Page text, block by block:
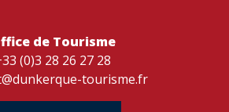
de Tourisme
(0)3 28 26 27 28
tourisme.fr